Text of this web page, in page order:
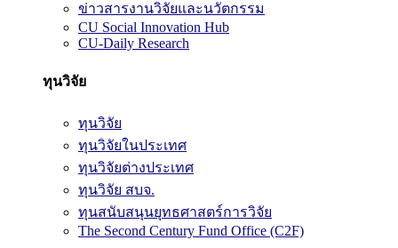
ข่าวสารงานวิจัยและนวัตกรรม
CU Social Innovation Hub
CU-Daily Research
ทุนวิจัย
ทุนวิจัย
ทุนวิจัยในประเทศ
ทุนวิจัยต่างประเทศ
ทุนวิจัย สบจ.
ทุนสนับสนุนยุทธศาสตร์การวิจัย
The Second Century Fund Office (C2F)